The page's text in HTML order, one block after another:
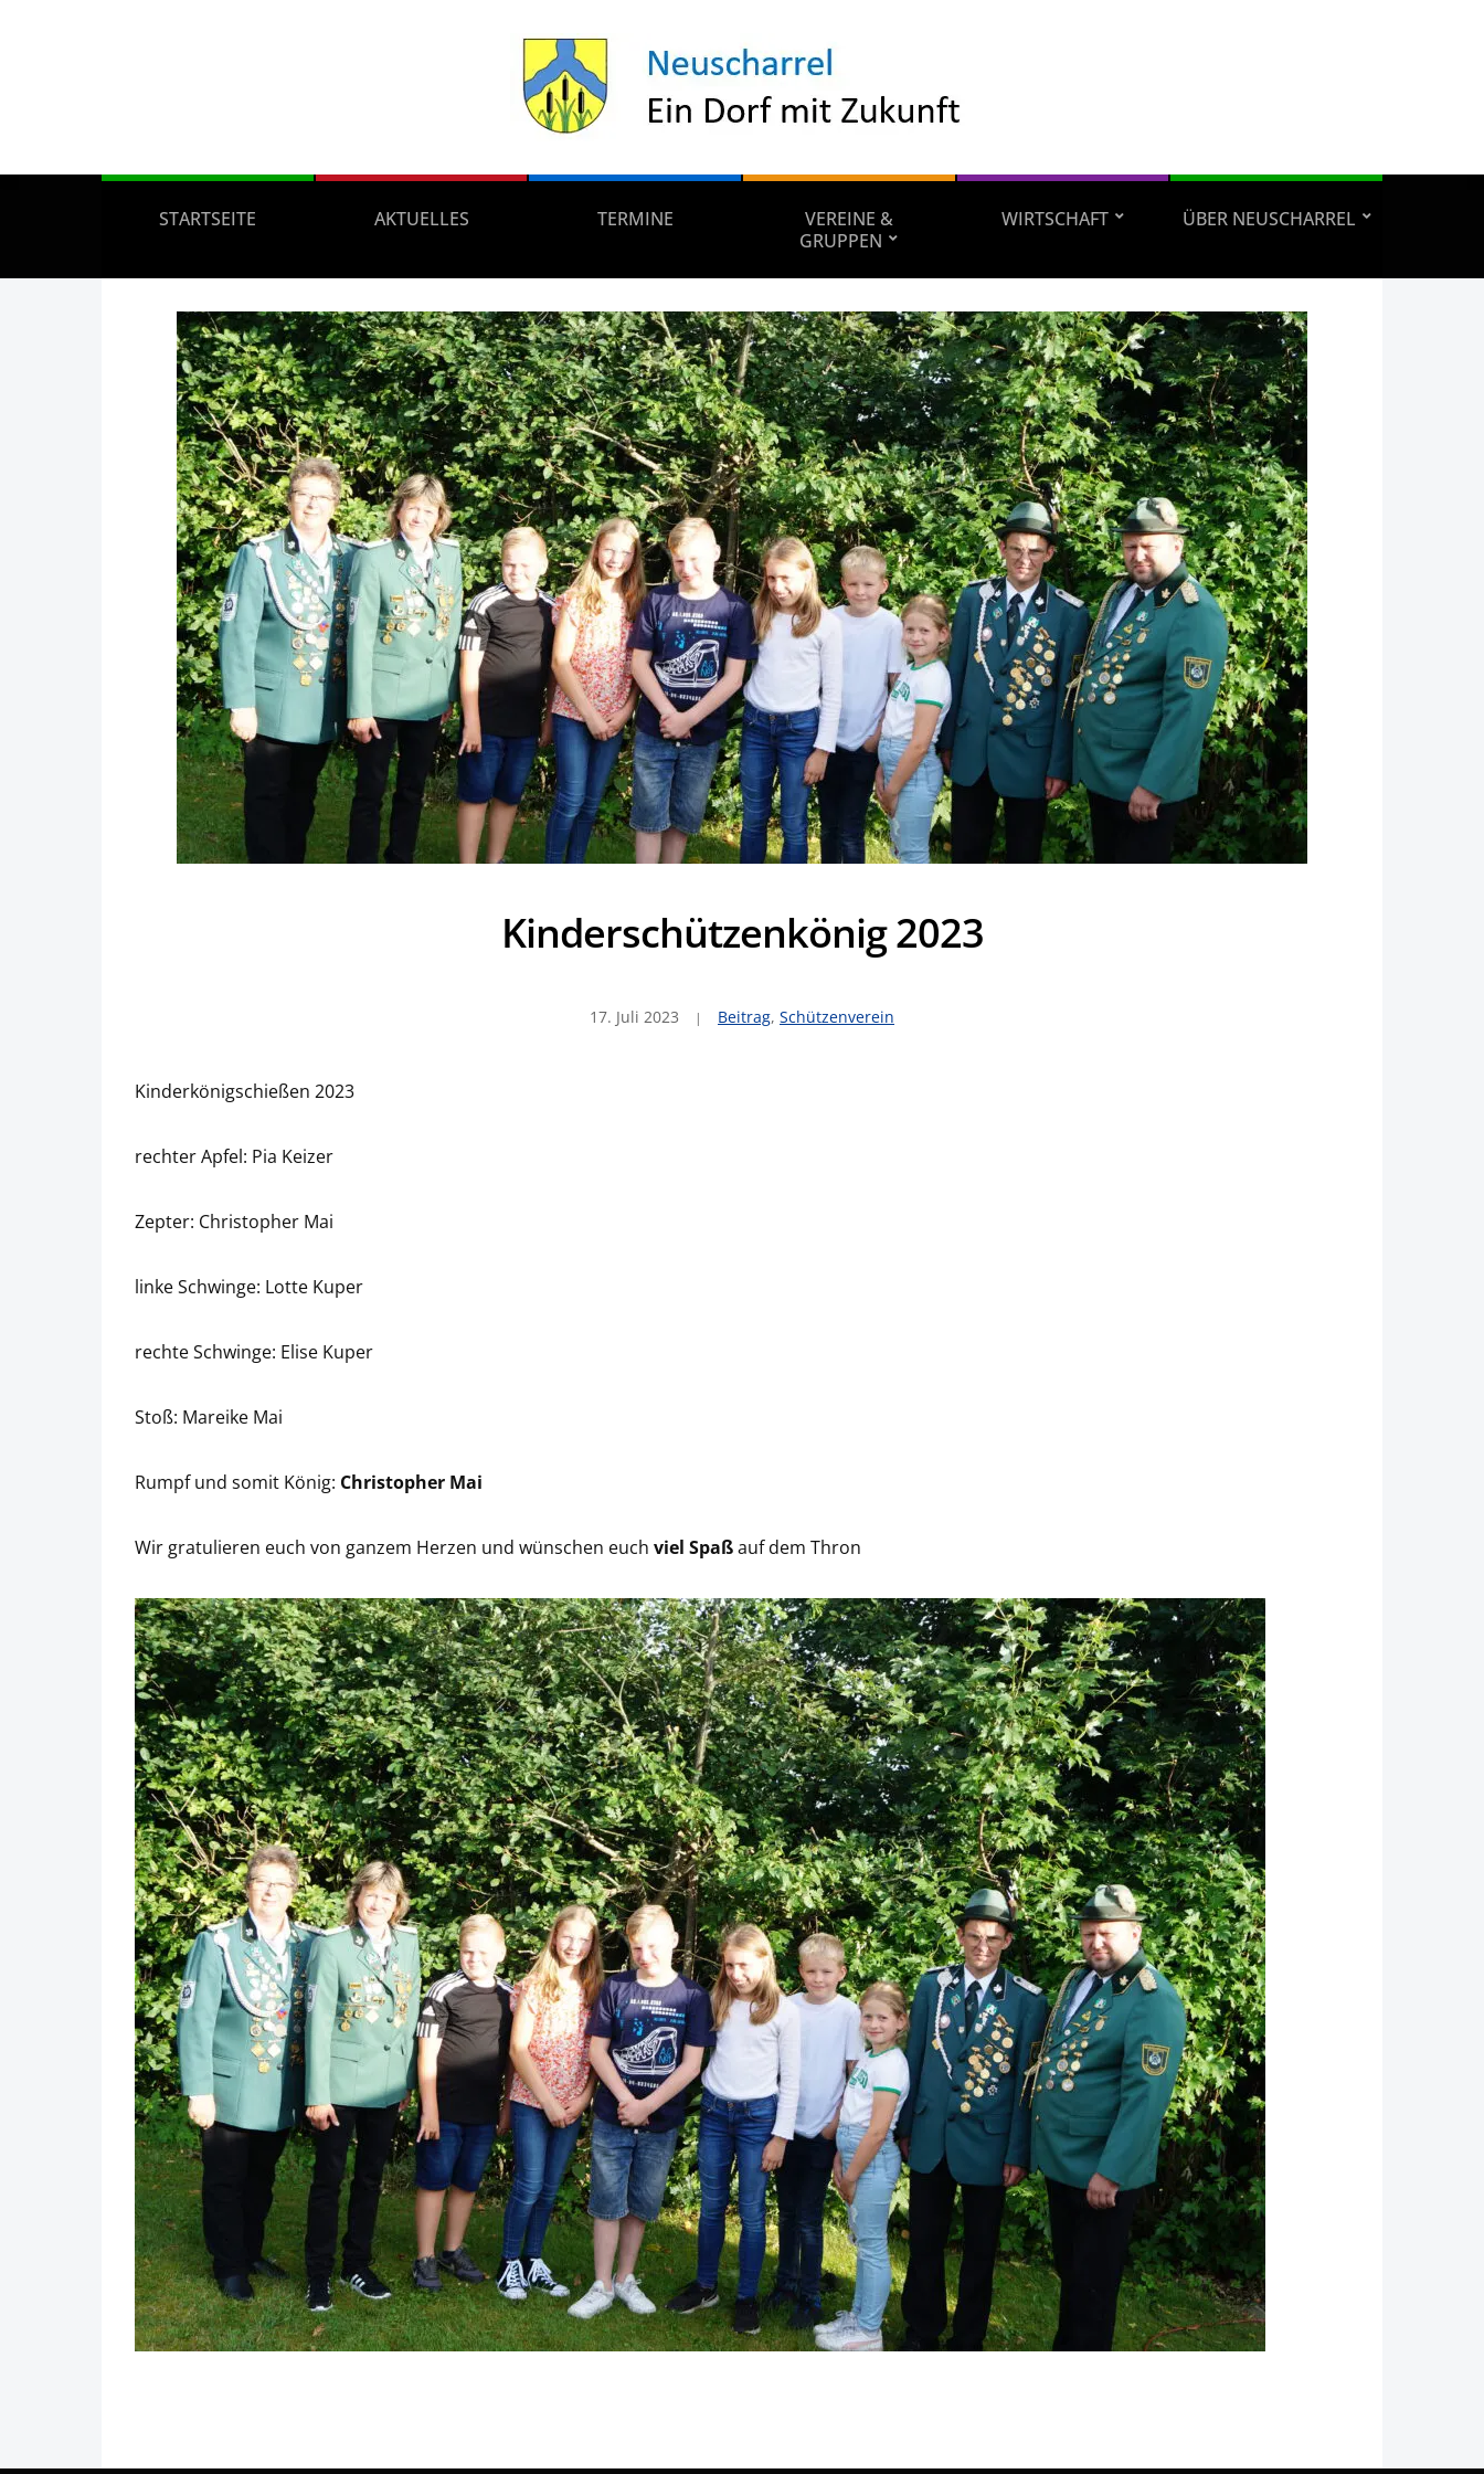
STARTSEITE AKTUELLES TERMINE
VEREINE &
GRUPPEN
WIRTSCHAFT ÜBER NEUSCHARREL
Kinderschützenkönig 2023
17. Juli 2023 Beitrag, Schützenverein
Kinderkönigschießen 2023
rechter Apfel: Pia Keizer
Zepter: Christopher Mai
linke Schwinge: Lotte Kuper
rechte Schwinge: Elise Kuper
Stoß: Mareike Mai
Rumpf und somit König: Christopher Mai
Wir gratulieren euch von ganzem Herzen und wünschen euch viel Spaßauf dem Thron